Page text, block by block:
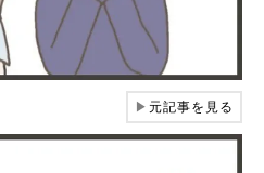
▶元記事を見る